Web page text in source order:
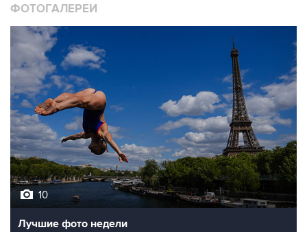
ФОТОГАЛЕРЕИ
10
Лучшие фото недели